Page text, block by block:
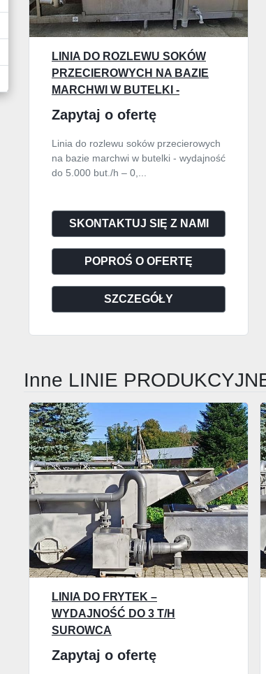
LINIA DO ROZLEWU SOKÓW
PRZECIEROWYCH NA BAZIE
MARCHWI W BUTELKI -
WYDAJNOŚĆ DO 5.000 BUT./H –
0,33 L
Zapytaj o ofertę
Linia do rozlewu soków przecierowych
na bazie marchwi w butelki - wydajność
do 5.000 but./h – 0,...
SKONTAKTUJ SIĘ Z NAMI
POPROŚ O OFERTĘ
SZCZEGÓŁY
Inne LINIE
LINIA DO FRYTEK –
WYDAJNOŚĆ DO 3 T/H
SUROWCA
Zapytaj o ofertę